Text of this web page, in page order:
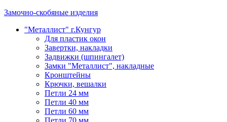
Замочно-скобяные изделия
"Металлист" г.Кунгур
Для пластик окон
Завертки, накладки
Задвижки (шпингалет)
Замки "Металлист", накладные
Кронштейны
Крючки, вешалки
Петли 24 мм
Петли 40 мм
Петли 60 мм
Петли 70 мм